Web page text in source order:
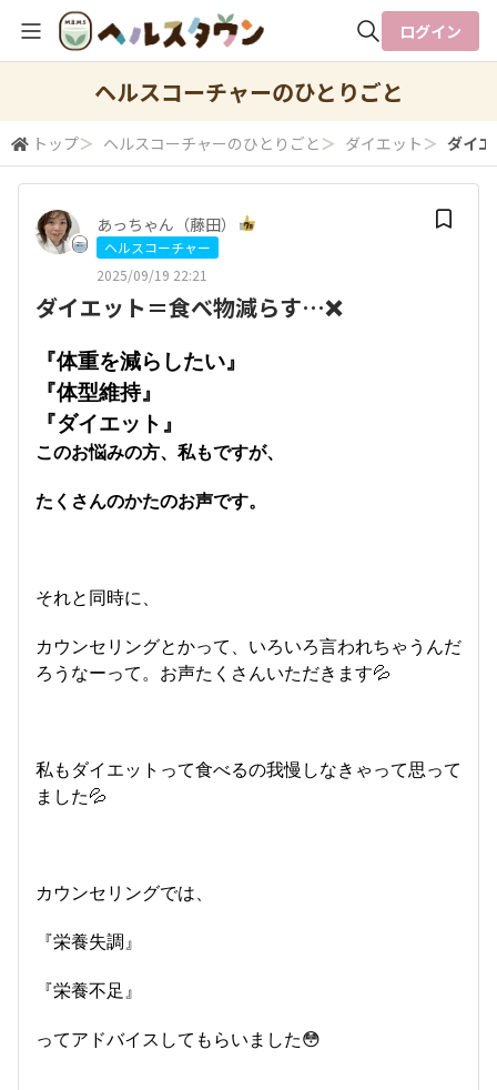
全体検索
検索
ログイン
ヘルスコーチャーのひとりごと
トップ＞ ヘルスコーチャーのひとりごと ＞ ダイエット ＞ ダイ
あっちゃん（藤田）
ヘルスコーチャー
2025/09/19 22:21
ダイエット＝食べ物減らす…❌
『体重を減らしたい』
『体型維持』
『ダイエット』
このお悩みの方、私もですが、
たくさんのかたのお声です。
それと同時に、
カウンセリングとかって、いろいろ言われちゃうんだ
ろうなーって。お声たくさんいただきます💦
私もダイエットって食べるの我慢しなきゃって思って
ました💦
カウンセリングでは、
『栄養失調』
『栄養不足』
ってアドバイスしてもらいました😳